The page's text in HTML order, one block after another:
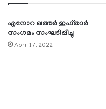
എനോറ ഖത്തര്‍ ഇഫ്താര്‍
സംഗമം സംഘടിപ്പിച്ചു
April 17, 2022